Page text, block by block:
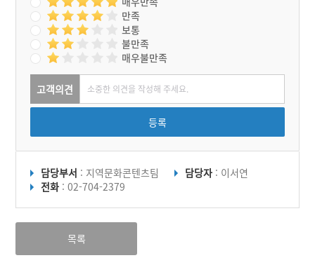
만족
보통
불만족
매우불만족
고객의견
등록
담당부서 : 지역문화콘텐츠팀 담당자 : 이서연
전화 : 02-704-2379
목록